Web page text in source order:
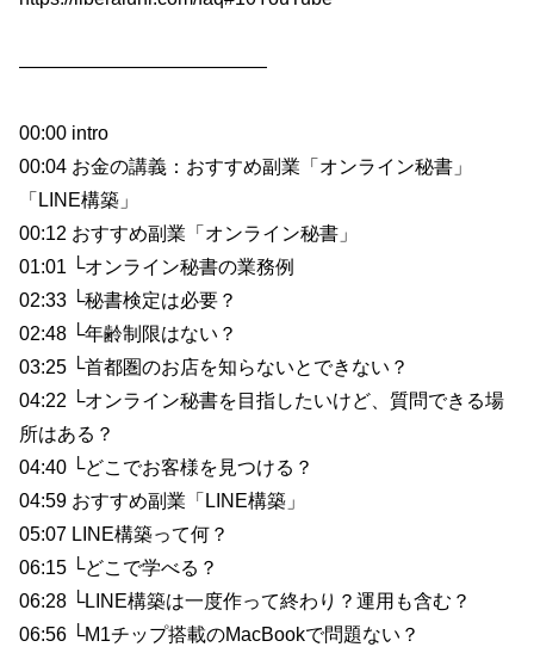
—————————————
00:00 intro
00:04 お金の講義：おすすめ副業「オンライン秘書」
「LINE構築」
00:12 おすすめ副業「オンライン秘書」
01:01 └オンライン秘書の業務例
02:33 └秘書検定は必要？
02:48 └年齢制限はない？
03:25 └首都圏のお店を知らないとできない？
04:22 └オンライン秘書を目指したいけど、質問できる場
所はある？
04:40 └どこでお客様を見つける？
04:59 おすすめ副業「LINE構築」
05:07 LINE構築って何？
06:15 └どこで学べる？
06:28 └LINE構築は一度作って終わり？運用も含む？
06:56 └M1チップ搭載のMacBookで問題ない？